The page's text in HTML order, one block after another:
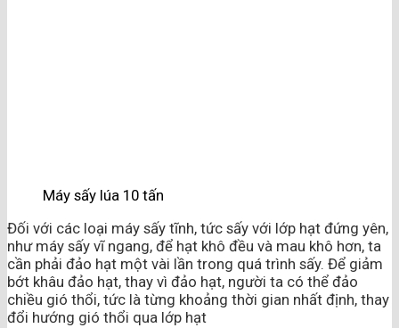
Máy sấy lúa 10 tấn
Đối với các loại máy sấy tĩnh, tức sấy với lớp hạt đứng yên,
như máy sấy vĩ ngang, để hạt khô đều và mau khô hơn, ta
cần phải đảo hạt một vài lần trong quá trình sấy. Để giảm
bớt khâu đảo hạt, thay vì đảo hạt, người ta có thể đảo
chiều gió thổi, tức là từng khoảng thời gian nhất định, thay
đổi hướng gió thổi qua lớp hạt